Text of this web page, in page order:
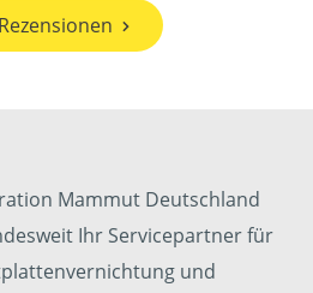
Mammut Deutschland
Ihr Servicepartner für
und